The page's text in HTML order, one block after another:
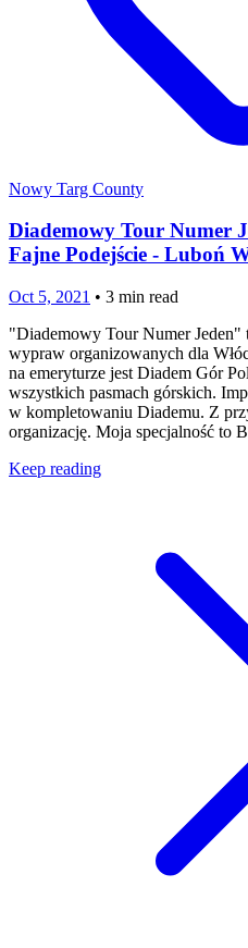
Nowy Targ County
Diademowy Tour Numer
Fajne Podejście - Luboń
Oct 5, 2021 • 3 min read
"Diademowy Tour Numer Jeden"
wypraw organizowanych dla
na emeryturze jest Diadem Gór
wszystkich pasmach górskich.
w kompletowaniu Diademu. Z
organizację. Moja specjalność to
Keep reading